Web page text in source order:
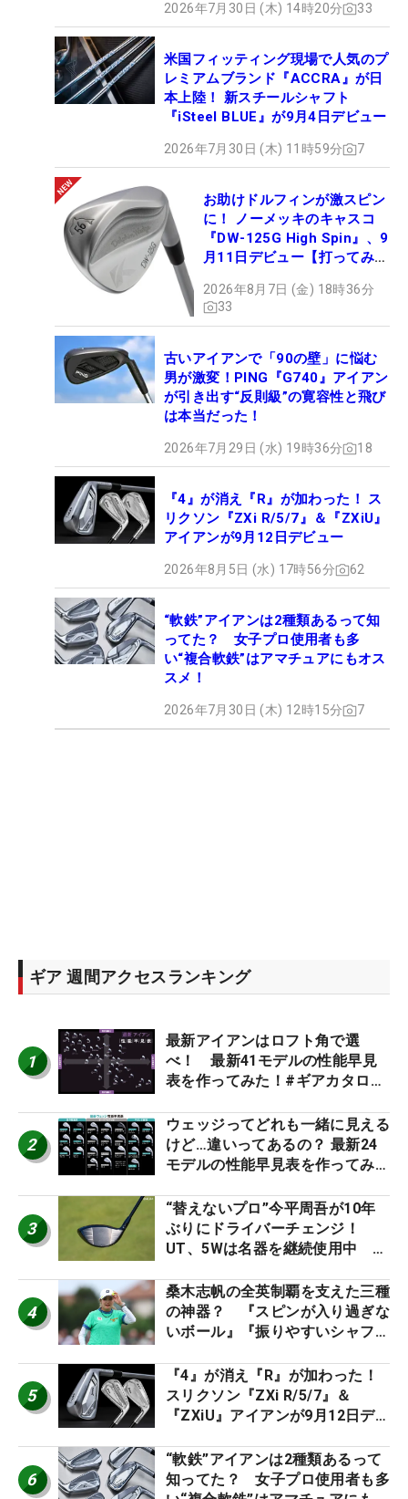
2026年7月30日 (木) 14時20分 33
米国フィッティング現場で人気のプ
レミアムブランド『ACCRA』が日
本上陸！ 新スチールシャフト
『iSteel BLUE』が9月4日デビュー
2026年7月30日 (木) 11時59分 7
お助けドルフィンが激スピン
に！ ノーメッキのキャスコ
『DW-125G High Spin』、9
月11日デビュー【打ってみ
2026年8月7日 (金) 18時36分
33
古いアイアンで「90の壁」に悩む
男が激変！PING『G740』アイアン
が引き出す“反則級”の寛容性と飛び
は本当だった！
2026年7月29日 (水) 19時36分 18
『4』が消え『R』が加わった！ ス
リクソン『ZXi R/5/7』＆『ZXiU』
アイアンが9月12日デビュー
2026年8月5日 (水) 17時56分 62
“軟鉄”アイアンは2種類あるって知
ってた？ 女子プロ使用者も多
い“複合軟鉄”はアマチュアにもオス
スメ！
2026年7月30日 (木) 12時15分 7
ギア 週間アクセスランキング
1
最新アイアンはロフト角で選
べ！ 最新41モデルの性能早見
表を作ってみた！#ギアカタログ
2
ウェッジってどれも一緒に見える
けど…違いってあるの？ 最新24
モデルの性能早見表を作ってみ
3
“替えないプロ”今平周吾が10年
ぶりにドライバーチェンジ！
UT、5Wは名器を継続使用中 #
4
桑木志帆の全英制覇を支えた三種
の神器？ 『スピンが入り過ぎな
いボール』『振りやすいシャフ
ー』 #女子プロセッティング
5
『4』が消え『R』が加わった！
スリクソン『ZXi R/5/7』＆
『ZXiU』アイアンが9月12日デ
6
“軟鉄”アイアンは2種類あるって
知ってた？ 女子プロ使用者も多